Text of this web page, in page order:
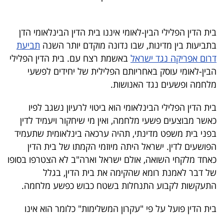
40
שיתופי
דרושים
ניוזלטרים
מייל
בית הדין הפלילי הבין-לאומי איננו בית הדין הבינלאומי הדן
בתביעות בין מדינות, שבו נדונה מוקדם יותר השנה תביעת
דרום אפריקה נגד ישראל באשמת רצח עם. בית הדין הפלילי
הבין-לאומי עוסק באחריותם הפלילית של יחידים לפשעי
מלחמה ופשעים נגד האנושות.
בית הדין הפלילי הבינלאומי הוא ביטוי לרעיון נשגב לפיו
כאשר מבוצעים פשעי מלחמה, ואין מי שיחקור ויעמיד לדין
בפני בית משפט מדינתי, תהיה ערכאה בינלאומית שתעמיד
הפושעים לדין. ישראל היתה מיוזמי הקמתו של בית הדין
כאחד מלקחי השואה, אולם ישראל וארה"ב לא הצטרפו בסופו
של דבר לאמנת רומא שהקימה את בית הדין, בגלל
התעקשות לקבוע התנחלות בשטח כבוש כפשע מלחמה.
בית הדין פועל על פי "עקרון המשלימות" כלומר הוא אינו